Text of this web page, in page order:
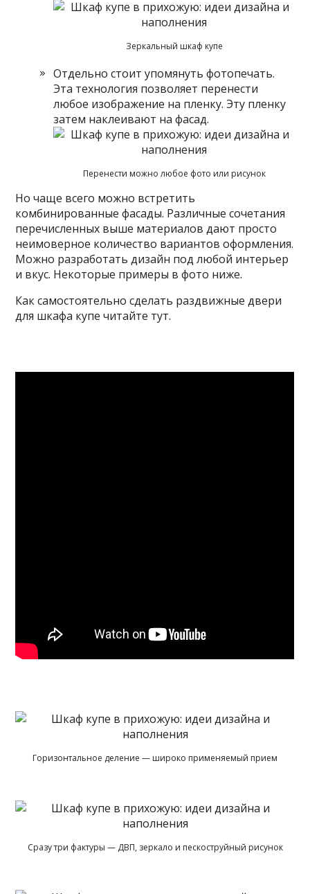
Зеркальный шкаф купе
Отдельно стоит упомянуть фотопечать.
Эта технология позволяет перенести
любое изображение на пленку. Эту пленку
затем наклеивают на фасад.
Перенести можно любое фото или рисунок
Но чаще всего можно встретить
комбинированные фасады. Различные сочетания
перечисленных выше материалов дают просто
неимоверное количество вариантов оформления.
Можно разработать дизайн под любой интерьер
и вкус. Некоторые примеры в фото ниже.
Как самостоятельно сделать раздвижные двери
для шкафа купе читайте тут.
Горизонтальное деление — широко применяемый прием
Сразу три фактуры — ДВП, зеркало и пескоструйный рисунок